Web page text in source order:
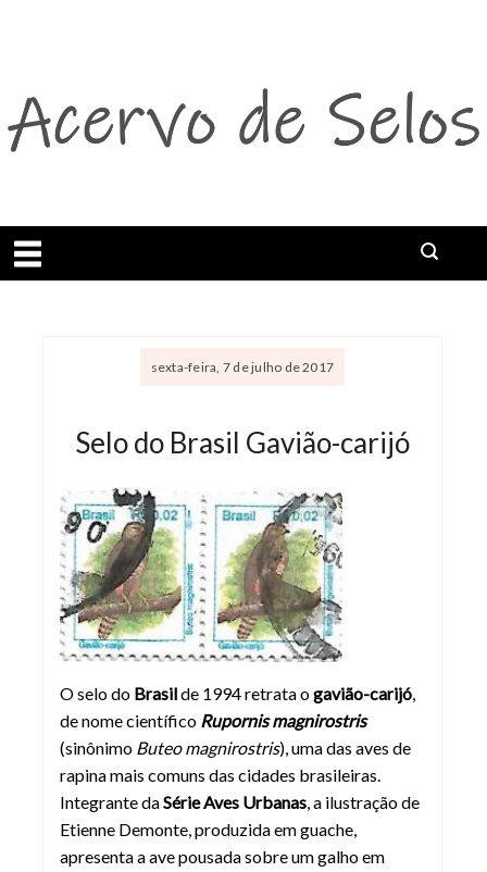
Abrir menu
sexta-feira, 7 de julho de 2017
Selo do Brasil Gavião-carijó
Selo do Brasil 1994 – Gavião-carijó
O selo do Brasilde 1994 retrata ogavião-carijó,
de nome científico Rupornis magnirostris
(sinônimo Buteo magnirostris), uma das aves de
rapina mais comuns das cidades brasileiras.
Integrante daSérie Aves Urbanas, a ilustração de
Etienne Demonte, produzida em guache,
apresenta a ave pousada sobre um galho em